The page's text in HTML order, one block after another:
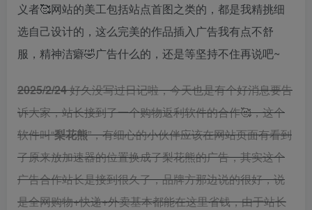
义者🥰网站的美工包括站点首图之类的，都是我精挑细
选自己设计的，这么完美的作品插入广告我有点不舒
服，精神洁癖🤣广告什么的，还是等坚持不住再说吧~
2025/2/24好久没写过日记啦，今天也是有个好消息要告
诉大家，站长接到了一个购物返利软件的合作🥰，这个
软件叫“梨花熊”，有细心的小伙伴应该在网站页面有看到
了原来放加速器的位置换成了梨花熊的广告，其实这个
广告合作站长是接到很久了，品牌方那边说的很好，说
是全网购物+快递+外卖基本都能在这里省钱，由于站长